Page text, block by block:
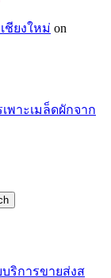
ชียงใหม่ on
เพาะเมล็ดผักจาก
ริการขายส่งส